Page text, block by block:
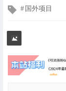
文
签
国外项目